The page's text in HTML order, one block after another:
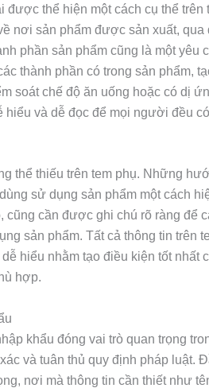
được thể hiện một cách cụ thể trên
nơi sản phẩm được sản xuất, qua
phần sản phẩm cũng là một yêu
thành phần có trong sản phẩm,
soát chế độ ăn uống hoặc có dị
và dễ đọc để mọi người đều
thể thiếu trên tem phụ. Những
sử dụng sản phẩm một cách
cũng cần được ghi chú rõ ràng để
sản phẩm. Tất cả thông tin trên
hiểu nhằm tạo điều kiện tốt nhất
hợp.
khẩu đóng vai trò quan trọng
và tuân thủ quy định pháp luật.
nơi mà thông tin cần thiết như